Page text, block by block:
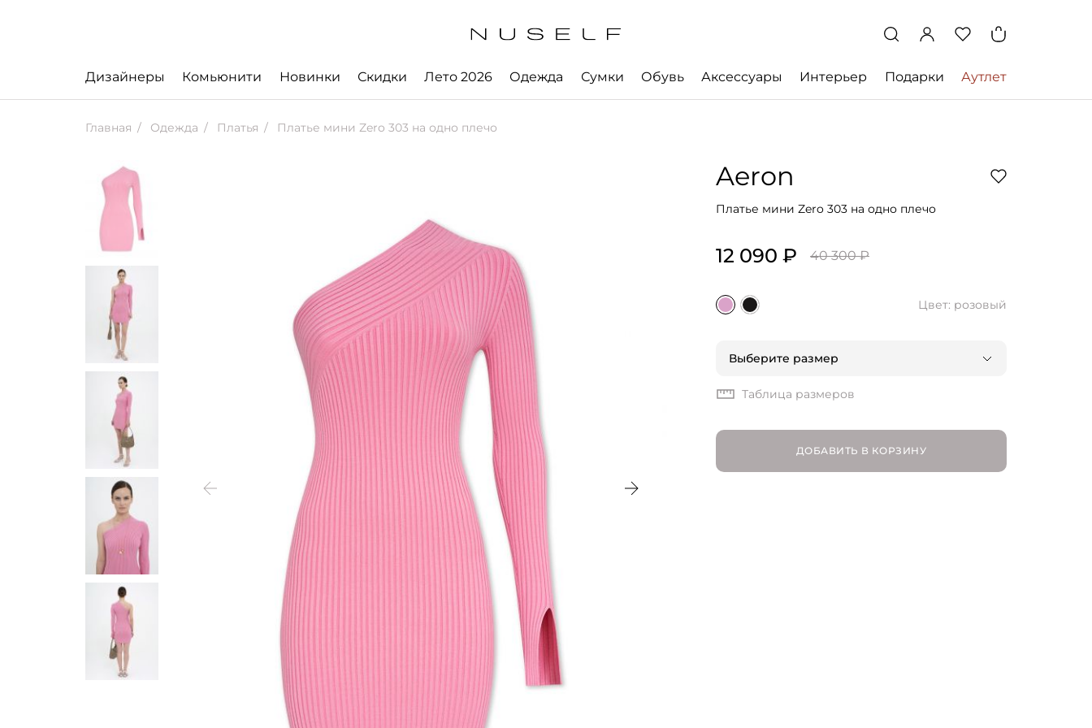
Дизайнеры Комьюнити Новинки Скидки Лето 2026 Одежда Сумки Обувь Аксессуары Интерьер Подарки Аутлет
Главная Одежда Платья Платье мини Zero 303 на одно плечо
Aeron
Платье мини Zero 303 на одно плечо
12 090 ₽ 40 300 ₽
Цвет: розовый
Выберите размер
XS | RU 42
S | RU 44
Таблица размеров
ДОБАВИТЬ В КОРЗИНУ